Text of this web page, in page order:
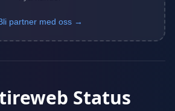
partner med oss →
Status